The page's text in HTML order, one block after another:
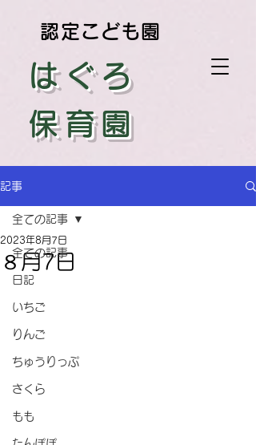
はぐろ
保育園
認定こども園
記事
全ての記事
日記
いちご
りんご
ちゅうりっぷ
さくら
もも
全ての記事
８月7日
2023年8月7日